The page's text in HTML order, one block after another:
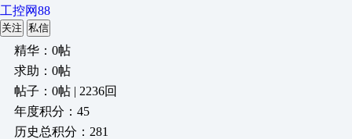
工控网88
关注 私信
精华：0帖
求助：0帖
帖子：0帖 | 2236回
年度积分：45
历史总积分：281